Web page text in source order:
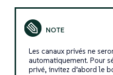
Les canaux privés ne
automatiquement. Pour
privé, invitez d’abord le